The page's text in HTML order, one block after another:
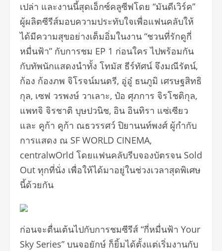
เปล่า และงานนี้สุดเอ็กซ์คลูซีฟโดย “มันดีเวิร์ค”
ผู้ผลิตซีรีส์มอบความประทับใจเพื่อแฟนคลับให้
ได้มีความสุขอย่างเต็มอิ่มในงาน “ชวนที่รักดูกี่
หมื่นฟ้า” กับการชม EP 1 ก่อนใคร ไปพร้อมกัน
กับทัพนักแสดงนำทั้ง โทมัส ธีร์ทัศน์ จึงมณีรัตน์,
ก้อง ก้องภพ จิโรจน์มนตรี, อู่อู๋ ธนภูมิ เศรษฐสิทธิ
กุล, เซฟ วรพงษ์ วาเลาะ, ป๋อ ศุภการ จิรโชติกุล,
แพทจิ จิรชาติ บุษปวนิช, อิน อินทิรา แซ่เซียว
และ คูก้า คูก้า ณธวรรศว์ ปิยานนท์พงศ์ ผู้กำกับ
การแสดง ณ SF WORLD CINEMA,
centralwOrld โดยแฟนคลับรีบจองบัตรจน Sold
Out ทุกที่นั่ง เพื่อให้ได้มาอยู่ในช่วงเวลาสุดพิเศษ
นี้ด้วยกัน
ก่อนจะตื่นเต้นไปกับการชมซีรีส์ “กี่หมื่นฟ้า Your
Sky Series” บนจอยักษ์ ก็ยิ้มได้ตั้งแต่เริ่มงานกับ